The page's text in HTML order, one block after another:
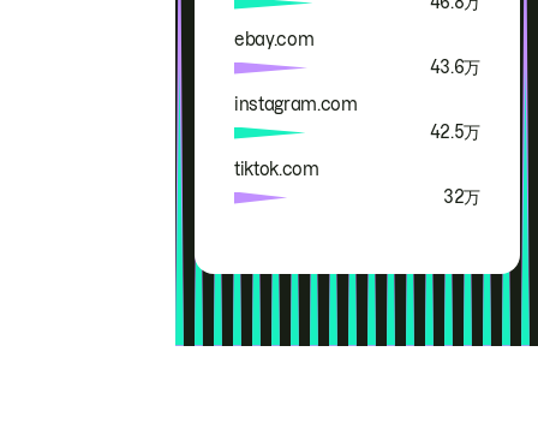
ebay.com
43.6万
instagram.com
42.5万
tiktok.com
32万